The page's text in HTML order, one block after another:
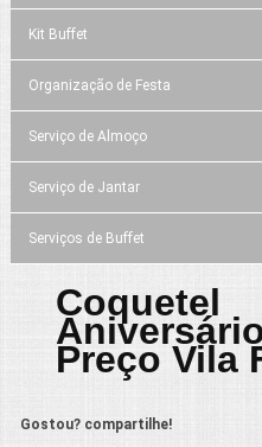
Kit Buffet
Organização de Festa
Serviço de Almoço
Serviço de Jantar
Serviços de Buffet
Preço Vila
Gostou? compartilhe!